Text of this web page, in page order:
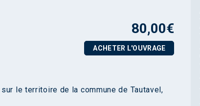
80,00€
ACHETER L'OUVRAGE
le territoire de la commune de Tautavel,